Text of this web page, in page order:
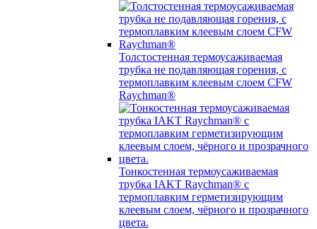
Толстостенная термоусаживаемая
трубка не подавляющая горения, с
термоплавким клеевым слоем CFW
Raychman®
Тонкостенная термоусаживаемая
трубка IAKT Raychman® с
термоплавким герметизирующим
клеевым слоем, чёрного и прозрачного
цвета.